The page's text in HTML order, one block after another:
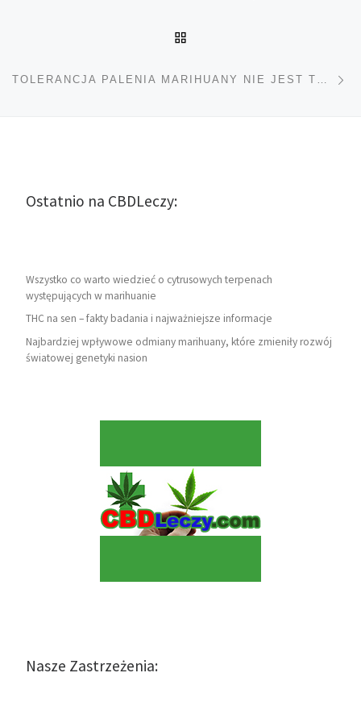
TOLERANCJA PALENIA MARIHUANY NIE JEST TOLERANCJĄ JEDZENIA JEJ
Ostatnio na CBDLeczy:
Wszystko co warto wiedzieć o cytrusowych terpenach
występujących w marihuanie
THC na sen – fakty badania i najważniejsze informacje
Najbardziej wpływowe odmiany marihuany, które zmieniły rozwój
światowej genetyki nasion
Nasze Zastrzeżenia: